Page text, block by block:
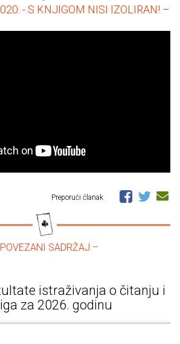
- S KNJIGOM NISI IZOLIRAN! –
Preporuči članak
SADRŽAJ –
istraživanja o čitanju i
za 2026. godinu